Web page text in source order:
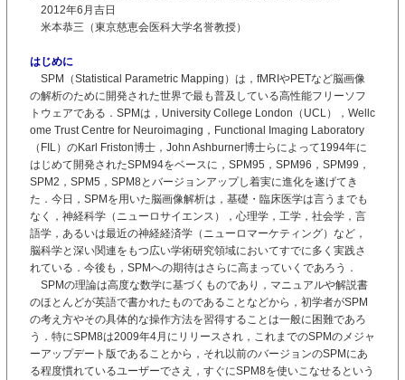
2012年6月吉日
米本恭三（東京慈恵会医科大学名誉教授）
はじめに
SPM（Statistical Parametric Mapping）は，fMRIやPETなど脳画像
の解析のために開発された世界で最も普及している高性能フリーソフ
トウェアである．SPMは，University College London（UCL），Wellc
ome Trust Centre for Neuroimaging，Functional Imaging Laboratory
（FIL）のKarl Friston博士，John Ashburner博士らによって1994年に
はじめて開発されたSPM94をベースに，SPM95，SPM96，SPM99，
SPM2，SPM5，SPM8とバージョンアップし着実に進化を遂げてき
た．今日，SPMを用いた脳画像解析は，基礎・臨床医学は言うまでも
なく，神経科学（ニューロサイエンス），心理学，工学，社会学，言
語学，あるいは最近の神経経済学（ニューロマーケティング）など，
脳科学と深い関連をもつ広い学術研究領域においてすでに多く実践さ
れている．今後も，SPMへの期待はさらに高まっていくであろう．
SPMの理論は高度な数学に基づくものであり，マニュアルや解説書
のほとんどが英語で書かれたものであることなどから，初学者がSPM
の考え方やその具体的な操作方法を習得することは一般に困難であろ
う．特にSPM8は2009年4月にリリースされ，これまでのSPMのメジャ
ーアップデート版であることから，それ以前のバージョンのSPMにあ
る程度慣れているユーザーでさえ，すぐにSPM8を使いこなせるという